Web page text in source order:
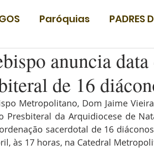
Paróquias PADRES
anuncia data
de 16
Metropolitano, Dom Jaime
Presbiteral da Arquidiocese de
sacerdotal de 16
às 17 horas, na Catedral